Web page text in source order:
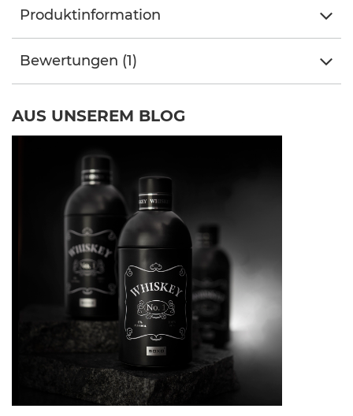
Produktinformation
Bewertungen (1)
AUS UNSEREM BLOG